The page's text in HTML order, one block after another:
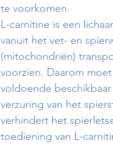
te voorkomen.
L-carnitine is een
vanuit het vet- en
(mitochondriën)
voorzien. Daarom
voldoende
verzuring van het
verhindert het
toediening van L-